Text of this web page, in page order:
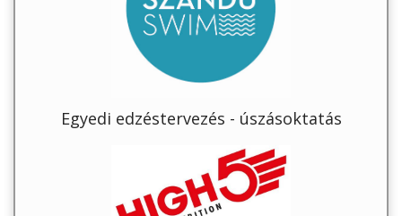
Egyedi edzéstervezés - úszásoktatás